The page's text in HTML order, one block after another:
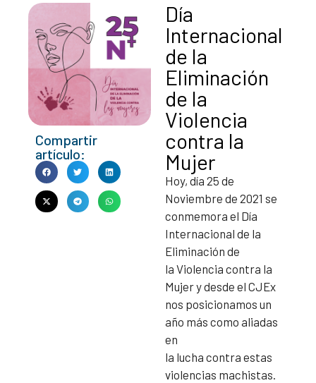
Compartir
artículo:
Día
Internacional
de la
Eliminación
de la
Violencia
contra la
Mujer
Hoy, día 25 de
Noviembre de 2021 se
conmemora el Día
Internacional de la
Eliminación de
la Violencia contra la
Mujer y desde el CJEx
nos posicionamos un
año más como aliadas
en
la lucha contra estas
violencias machistas.